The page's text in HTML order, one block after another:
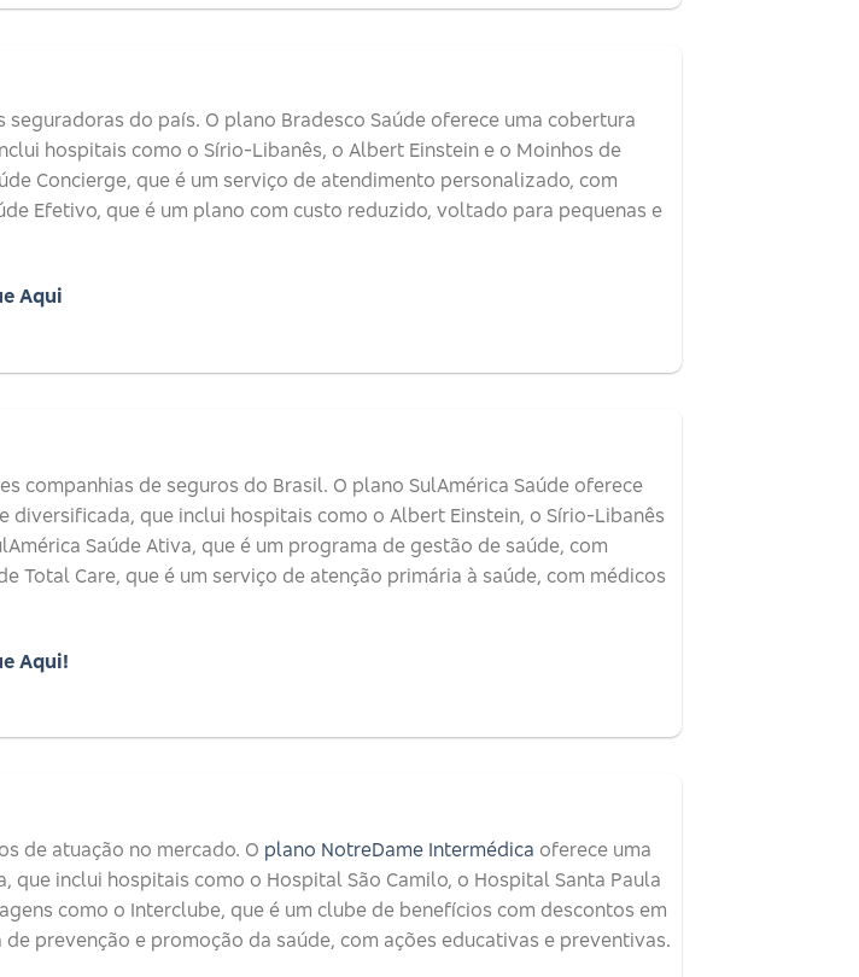
seguradoras do país. O plano Bradesco Saúde oferece uma cobertura
hospitais como o Sírio-Libanês, o Albert Einstein e o Moinhos de
Concierge, que é um serviço de atendimento personalizado, com
Efetivo, que é um plano com custo reduzido, voltado para pequenas e
Aqui
companhias de seguros do Brasil. O plano SulAmérica Saúde oferece
que inclui hospitais como o Albert Einstein, o Sírio-Libanês
Saúde Ativa, que é um programa de gestão de saúde, com
Total Care, que é um serviço de atenção primária à saúde, com médicos
Aqui!
de atuação no mercado. O plano NotreDame Intermédica oferece uma
inclui hospitais como o Hospital São Camilo, o Hospital Santa Paula
como o Interclube, que é um clube de benefícios com descontos em
prevenção e promoção da saúde, com ações educativas e preventivas.